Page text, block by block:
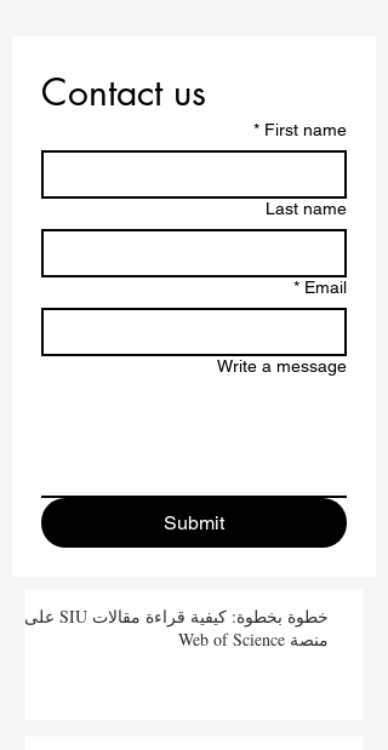
Contact us
First name
*
Last name
Email
*
Write a message
Submit
خطوة بخطوة: كيفية قراءة مقالات SIU على
منصة Web of Science